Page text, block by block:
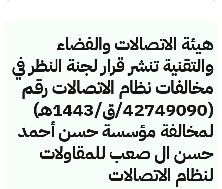
هيئة الاتصالات والفضاء
والتقنية تنشر قرار لجنة النظر في
مخالفات نظام الاتصالات رقم
(42749090/ق/1443هـ)
لمخالفة مؤسسة حسن أحمد
حسن ال صعب للمقاولات
لنظام الاتصالات